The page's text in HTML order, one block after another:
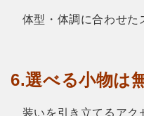
体型・体調に合わせた
6.選べる小物は
装いを引き立てるアク